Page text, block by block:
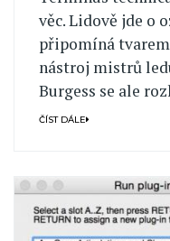
věc. Lidově jde o
připomíná
nástroj mistrů
Burgess se ale
ČÍST DÁLE